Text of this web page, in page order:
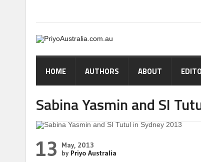
HOME AUTHORS ABOUT
Sabina Yasmin and SI
13
May, 2013
by Priyo Australia